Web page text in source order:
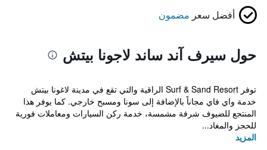
أفضل سعر مضمون
حول سيرف آند ساند لاجونا بيتش
توفر Surf & Sand Resort الراقية والتي تقع في مدينة لاغونا بيتش
خدمة واي فاي مجاناً بالإضافة إلى سونا ومسبح خارجي. كما يوفر هذا
المنتجع للضيوف شرفة مشمسة، خدمة ركن السيارات ومعاملات فورية
للحجز والمغاد...
المزيد